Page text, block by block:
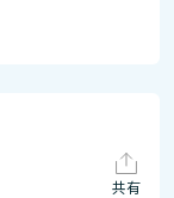
共有